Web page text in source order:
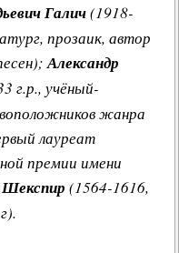
Галич(1918-
прозаик, автор
Александр
г.р., учёный-
жанра
лауреат
премии имени
(1564-1616,